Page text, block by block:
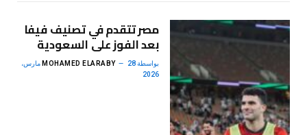
مصر تتقدم في تصنيف فيفا
بعد الفوز على السعودية
بواسطة MOHAMED ELARABY 28 مارس،
2026